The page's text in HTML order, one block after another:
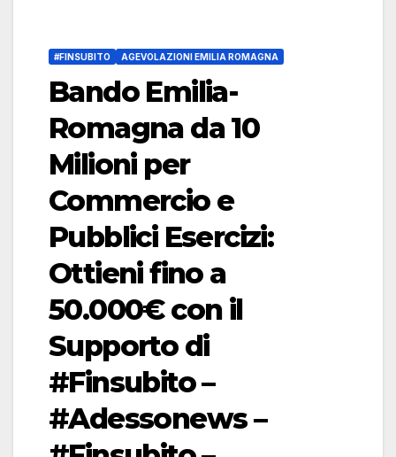
#FINSUBITO AGEVOLAZIONI EMILIA ROMAGNA
Bando Emilia-
Romagna da 10
Milioni per
Commercio e
Pubblici Esercizi:
Ottieni fino a
50.000€ con il
Supporto di
#Finsubito –
#Adessonews –